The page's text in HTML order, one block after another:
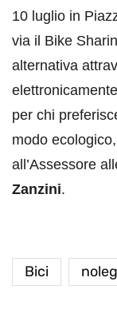
10 luglio in
via il Bike
alternativa
per chi
modo
all’Assessore
Zanzini.
Bici